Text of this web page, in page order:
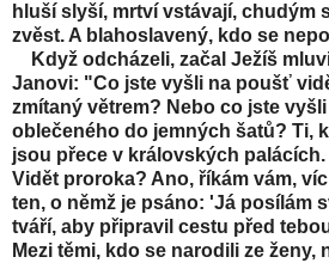
hluší slyší, mrtví vstávají, chudým
zvěst. A blahoslavený, kdo se
Když odcházeli, začal Ježíš
Janovi: "Co jste vyšli na poušť
zmítaný větrem? Nebo co jste
oblečeného do jemných šatů? Ti,
jsou přece v královských
Vidět proroka? Ano, říkám vám,
ten, o němž je psáno: 'Já posílám
tváří, aby připravil cestu před
Mezi těmi, kdo se narodili ze